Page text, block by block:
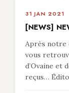
31 JAN 2021
[NEWS]
Après notre
vous
d’Ovaine et
reçus…